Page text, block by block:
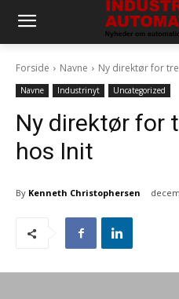
Forside Navne Ny direktør for
Navne Industrinyt Uncategorized
Ny direktør for
hos Init
By Kenneth Christophersen